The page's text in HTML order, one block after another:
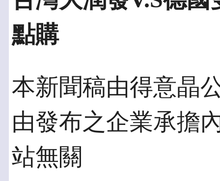
點購
本新聞稿由得意晶
由發布之企業承擔
站無關